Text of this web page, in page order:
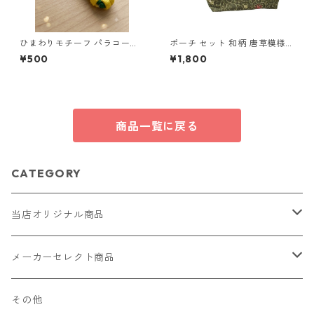
ひまわりモチーフ パラコード
キーホルダー s44 アウトドア
¥500
ポーチ セット 和柄 唐草模様
カエル柄 化粧ポーチ 小物入れ
マチあり マチなし o62 布小物
¥1,800
商品一覧に戻る
CATEGORY
当店オリジナル商品
レザー（革）
ロングウォレット
ストラップ
メーカーセレクト商品
財布・キーケース・カードケース
その他